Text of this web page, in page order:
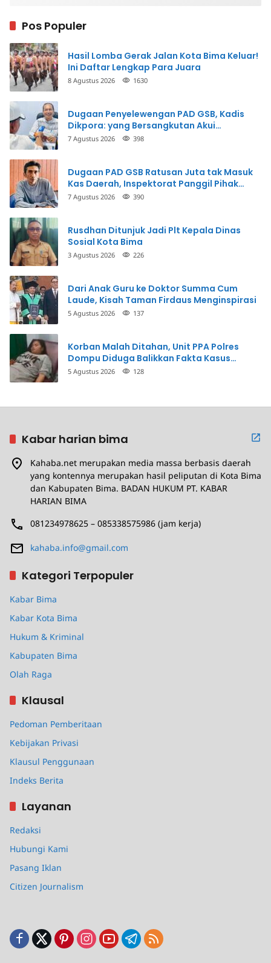
Pos Populer
Hasil Lomba Gerak Jalan Kota Bima Keluar!
Ini Daftar Lengkap Para Juara
8 Agustus 2026 1630
Dugaan Penyelewengan PAD GSB, Kadis
Dikpora: yang Bersangkutan Akui
Perbuatannya dan Siap Mengembalikan
7 Agustus 2026 398
Dugaan PAD GSB Ratusan Juta tak Masuk
Kas Daerah, Inspektorat Panggil Pihak
Terkait
7 Agustus 2026 390
Rusdhan Ditunjuk Jadi Plt Kepala Dinas
Sosial Kota Bima
3 Agustus 2026 226
Dari Anak Guru ke Doktor Summa Cum
Laude, Kisah Taman Firdaus Menginspirasi
5 Agustus 2026 137
Korban Malah Ditahan, Unit PPA Polres
Dompu Diduga Balikkan Fakta Kasus
Penganiayaan
5 Agustus 2026 128
Kabar harian bima
Kahaba.net merupakan media massa berbasis daerah
yang kontennya merupakan hasil peliputan di Kota Bima
dan Kabupaten Bima. BADAN HUKUM PT. KABAR
HARIAN BIMA
081234978625 – 085338575986 (jam kerja)
kahaba.info@gmail.com
Kategori Terpopuler
Kabar Bima
Kabar Kota Bima
Hukum & Kriminal
Kabupaten Bima
Olah Raga
Klausal
Pedoman Pemberitaan
Kebijakan Privasi
Klausul Penggunaan
Indeks Berita
Layanan
Redaksi
Hubungi Kami
Pasang Iklan
Citizen Journalism